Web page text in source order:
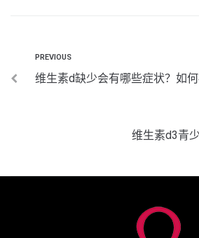
PREVIOUS
维生素d缺少会有哪些症状？如何
维生素d3青